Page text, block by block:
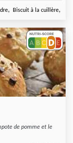
, Biscuit à la cuillère,
de pomme et le